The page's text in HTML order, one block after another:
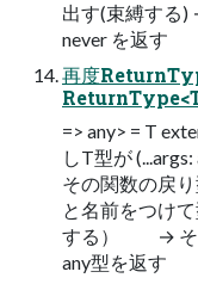
出す(束縛する)
never を返す
再度
=> any> = T
しT型が
その関数の戻
と名前をつけ
する） → そ
any型を返す